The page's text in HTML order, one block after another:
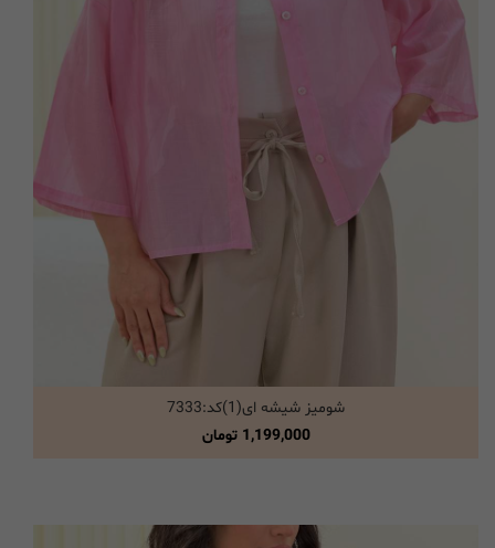
انتخاب گزینه ها
شومیز شیشه ای(1)کد:7333
1,199,000 تومان